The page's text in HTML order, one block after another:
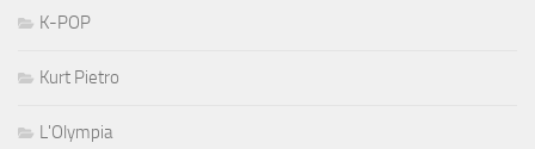
K-POP
Kurt Pietro
L'Olympia